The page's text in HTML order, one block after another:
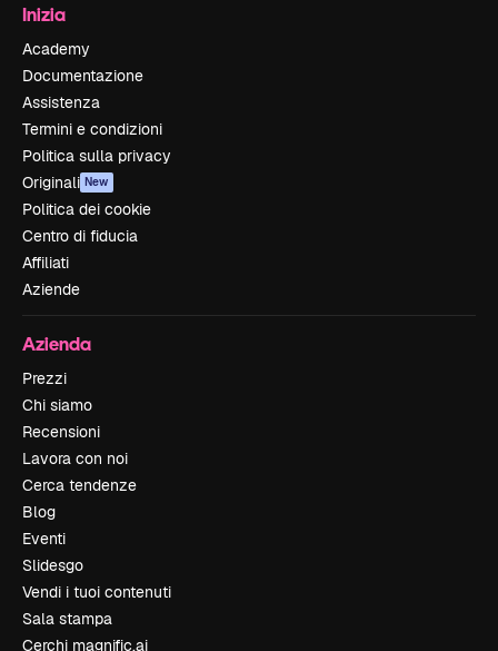
Inizia
Academy
Documentazione
Assistenza
Termini e condizioni
Politica sulla privacy
Originali New
Politica dei cookie
Centro di fiducia
Affiliati
Aziende
Azienda
Prezzi
Chi siamo
Recensioni
Lavora con noi
Cerca tendenze
Blog
Eventi
Slidesgo
Vendi i tuoi contenuti
Sala stampa
Cerchi magnific.ai